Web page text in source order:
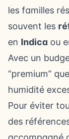
les familles
souvent les
en Indica ou
Avec un
“premium”
humidité
Pour éviter
des